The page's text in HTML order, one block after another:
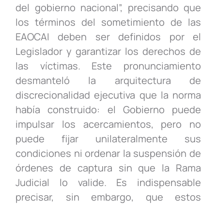
del gobierno nacional”, precisando que
los términos del sometimiento de las
EAOCAI deben ser definidos por el
Legislador y garantizar los derechos de
las víctimas. Este pronunciamiento
desmanteló la arquitectura de
discrecionalidad ejecutiva que la norma
había construido: el Gobierno puede
impulsar los acercamientos, pero no
puede fijar unilateralmente sus
condiciones ni ordenar la suspensión de
órdenes de captura sin que la Rama
Judicial lo valide. Es indispensable
precisar, sin embargo, que estos